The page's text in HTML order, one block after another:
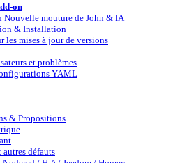
on
Nouvelle mouture de John & IA
& Installation
les mises à jour de versions
et problèmes
YAML
& Propositions
autres défauts